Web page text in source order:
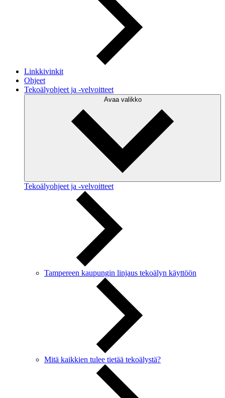
Linkkivinkit
Ohjeet
Tekoälyohjeet ja -velvoitteet
Avaa valikko
Tekoälyohjeet ja -velvoitteet
Tampereen kaupungin linjaus tekoälyn käyttöön
Mitä kaikkien tulee tietää tekoälystä?